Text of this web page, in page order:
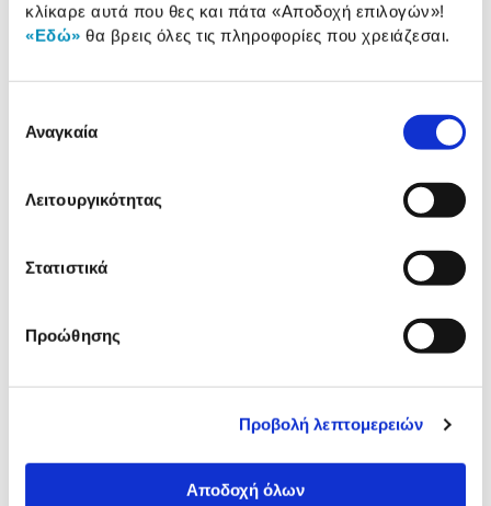
κλίκαρε αυτά που θες και πάτα «Αποδοχή επιλογών»!
«Εδώ» θα βρεις όλες τις πληροφορίες που χρειάζεσαι.
συγκατάθεσης
Αναγκαία
Λειτουργικότητας
Στατιστικά
Προώθησης
Προβολή λεπτομερειών
Αποδοχή όλων
Συνδύασέτο με
Αναλυτική παρουσίαση